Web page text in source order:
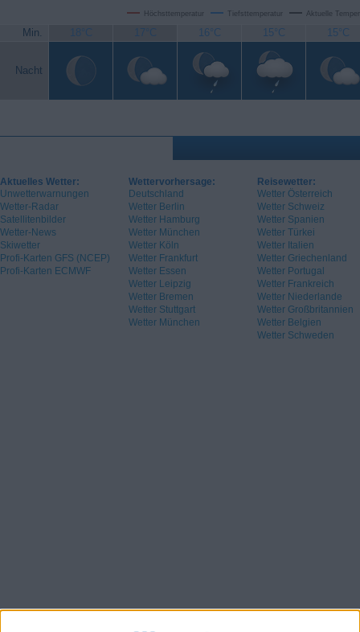
Höchsttemperatur Tiefsttemperatur Aktuelle
Min. 18°C 17°C 16°C 15°C 15°C
Nacht
Aktuelles Wetter:
Unwetterwarnungen
Wetter-Radar
Satellitenbilder
Wetter-News
Skiwetter
Profi-Karten GFS (NCEP)
Profi-Karten ECMWF
Wettervorhersage:
Deutschland
Wetter Berlin
Wetter Hamburg
Wetter München
Wetter Köln
Wetter Frankfurt
Wetter Essen
Wetter Leipzig
Wetter Bremen
Wetter Stuttgart
Wetter München
Reisewetter:
Wetter Österreich
Wetter Schweiz
Wetter Spanien
Wetter Türkei
Wetter Italien
Wetter Griechenland
Wetter Portugal
Wetter Frankreich
Wetter Niederlande
Wetter Großbritannien
Wetter Belgien
Wetter Schweden